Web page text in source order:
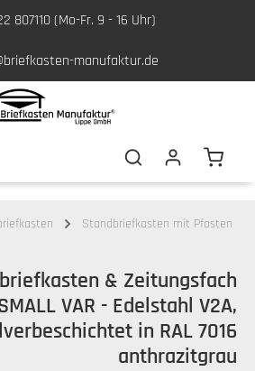
807110 (Mo-Fr. 9 - 16 Uhr)
manufaktur.de
Standbriefkasten mit Pfosten
& Zeitungsfach
VAR - Edelstahl V2A,
in RAL 7016
anthrazitgrau